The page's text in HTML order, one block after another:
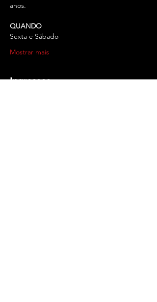
anos.
QUANDO
Sexta e Sábado
Mostrar mais
Ingressos